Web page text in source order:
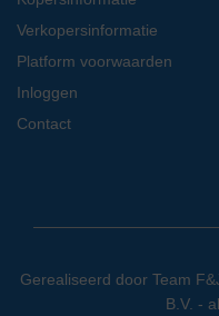
Verkopersinformatie
Platform voorwaarden
Inloggen
Contact
Gerealiseerd door Team
B.V. -